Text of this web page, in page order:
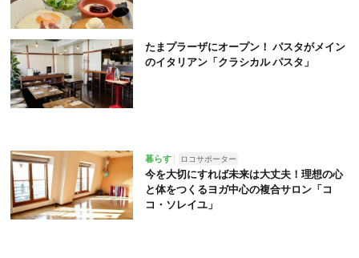
たまプラーザにオープン！ パスタがメイン
のイタリアン「クラシカル パスタ」
暮らす ロコサポーター
今を大切にすれば未来は大丈夫！理想の心
と体をつくるヨガ中心の複合サロン「コ
コ・ソレイユ」